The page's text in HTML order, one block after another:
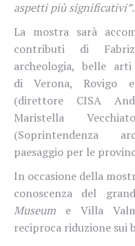
aspetti più significativi”.
La mostra sarà
contributi di
archeologia, belle
di Verona, Rovigo
(direttore CISA
Maristella
(Soprintendenza
paesaggio per le
In occasione della
conoscenza del
Museum e Villa
reciproca riduzione sui